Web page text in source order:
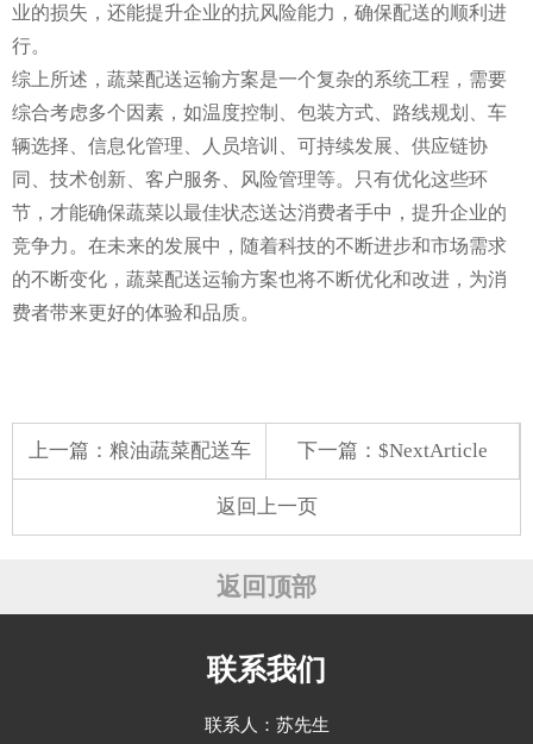
业的损失，还能提升企业的抗风险能力，确保配送的顺利进
行。
综上所述，蔬菜配送运输方案是一个复杂的系统工程，需要
综合考虑多个因素，如温度控制、包装方式、路线规划、车
辆选择、信息化管理、人员培训、可持续发展、供应链协
同、技术创新、客户服务、风险管理等。只有优化这些环
节，才能确保蔬菜以最佳状态送达消费者手中，提升企业的
竞争力。在未来的发展中，随着科技的不断进步和市场需求
的不断变化，蔬菜配送运输方案也将不断优化和改进，为消
费者带来更好的体验和品质。
上一篇： 粮油蔬菜配送车 下一篇：$NextArticle
返回上一页
返回顶部
联系我们
联系人：苏先生